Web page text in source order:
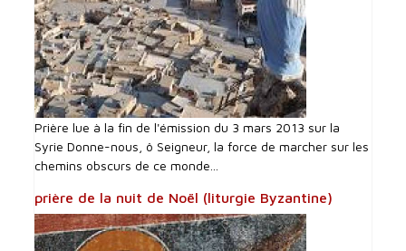
Prière lue à la fin de l'émission du 3 mars 2013 sur la
Syrie Donne-nous, ô Seigneur, la force de marcher sur les
chemins obscurs de ce monde...
prière de la nuit de Noël (liturgie Byzantine)